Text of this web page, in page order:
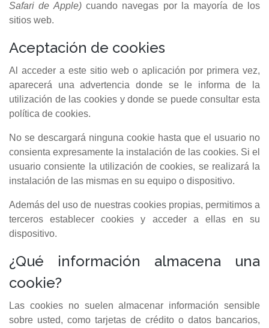
Safari de Apple)cuando navegas por la mayoría de los
sitios web.
Aceptación de cookies
Al acceder a este sitio web o aplicación por primera vez,
aparecerá una advertencia donde se le informa de la
utilización de las cookies y donde se puede consultar esta
política de cookies.
No se descargará ninguna cookie hasta que el usuario no
consienta expresamente la instalación de las cookies. Si el
usuario consiente la utilización de cookies, se realizará la
instalación de las mismas en su equipo o dispositivo.
Además del uso de nuestras cookies propias, permitimos a
terceros establecer cookies y acceder a ellas en su
dispositivo.
¿Qué información almacena una
cookie?
Las cookies no suelen almacenar información sensible
sobre usted, como tarjetas de crédito o datos bancarios,